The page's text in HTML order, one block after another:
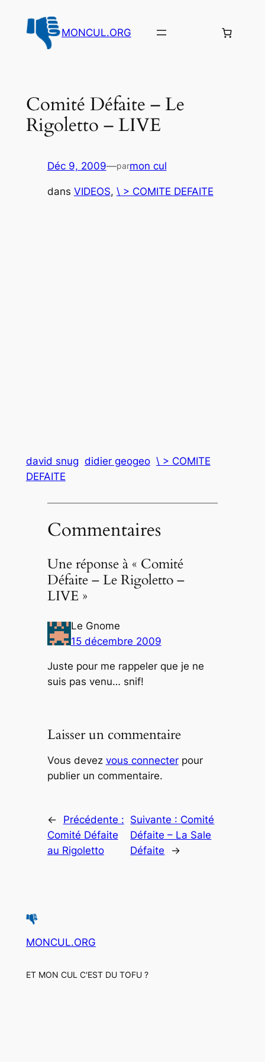
contenu
MONCUL.ORG
Comité Défaite – Le
Rigoletto – LIVE
Déc 9, 2009—parmon cul
dans VIDEOS, \ > COMITE DEFAITE
david snug didier geogeo \ > COMITE
DEFAITE
Commentaires
Une réponse à « Comité
Défaite – Le Rigoletto –
LIVE »
Le Gnome
15 décembre 2009
Juste pour me rappeler que je ne
suis pas venu… snif!
Laisser un commentaire
Vous devez vous connecterpour
publier un commentaire.
←
Précédente :
Comité Défaite
au Rigoletto
Suivante : Comité
Défaite – La Sale
Défaite
→
MONCUL.ORG
ET MON CUL C'EST DU TOFU ?